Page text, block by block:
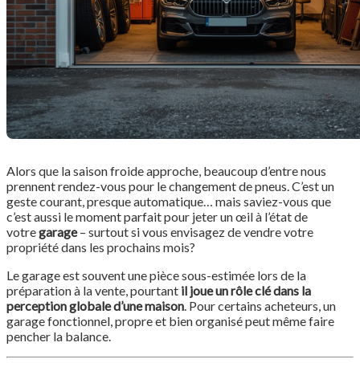
Alors que la saison froide approche, beaucoup d’entre nous
prennent rendez-vous pour le changement de pneus. C’est un
geste courant, presque automatique… mais saviez-vous que
c’est aussi le moment parfait pour jeter un œil à l’état de
votregarage– surtout si vous envisagez de vendre votre
propriété dans les prochains mois?
Le garage est souvent une pièce sous-estimée lors de la
préparation à la vente, pourtant il joue un rôle clé dans la
perception globale d’une maison. Pour certains acheteurs, un
garage fonctionnel, propre et bien organisé peut même faire
pencher la balance.